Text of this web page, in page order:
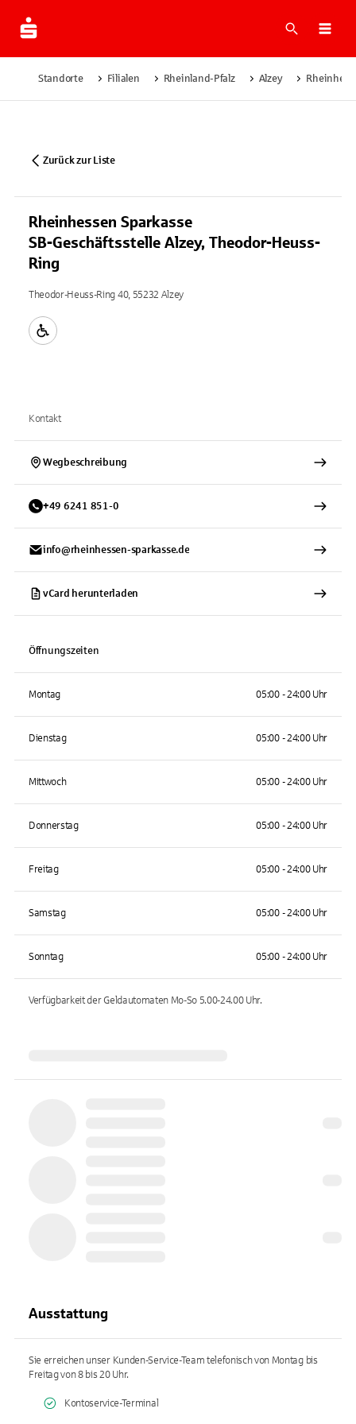
Suche
Standorte Filialen Rheinland-Pfalz Alzey
Zurück zur Liste
Rheinhessen Sparkasse
SB-Geschäftsstelle Alzey, Theodor-Heuss-
Ring
Theodor-Heuss-Ring 40, 55232 Alzey
Kontakt
Wegbeschreibung
+49 6241 851-0
info@rheinhessen-sparkasse.de
vCard herunterladen
Öffnungszeiten
Montag 05:00 - 24:00 Uhr
Dienstag 05:00 - 24:00 Uhr
Mittwoch 05:00 - 24:00 Uhr
Donnerstag 05:00 - 24:00 Uhr
Freitag 05:00 - 24:00 Uhr
Samstag 05:00 - 24:00 Uhr
Sonntag 05:00 - 24:00 Uhr
Verfügbarkeit der Geldautomaten Mo-So 5.00-24.00Uhr.
Ausstattung
Sie erreichen unser Kunden-Service-Team telefonisch von Montag bis
Freitag von 8 bis 20 Uhr.
Kontoservice-Terminal